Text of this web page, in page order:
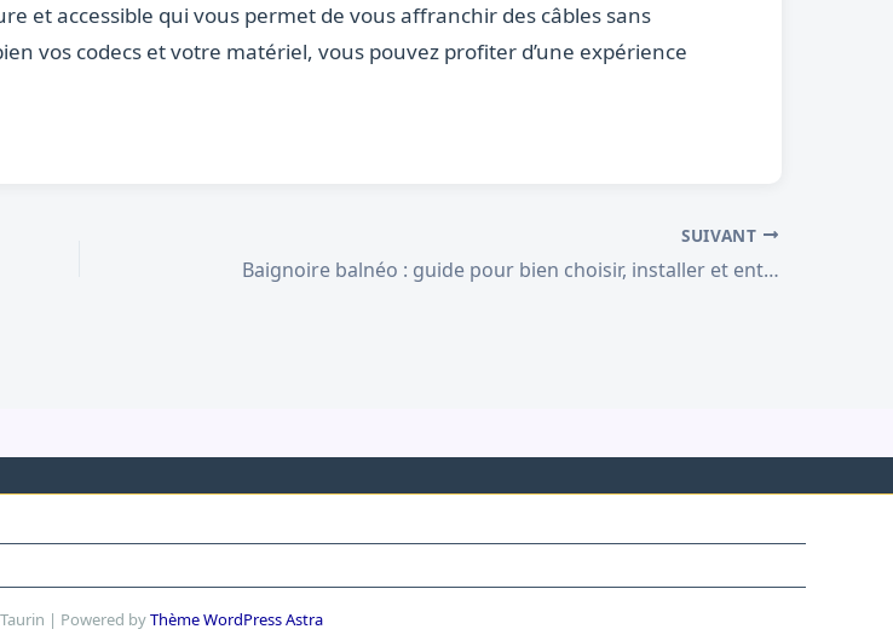
et accessible qui vous permet de vous affranchir des câbles sans
vos codecs et votre matériel, vous pouvez profiter d’une expérience
SUIVANT
Baignoire balnéo : guide pour bien choisir, installer et entretenir
| Powered byThème WordPress Astra